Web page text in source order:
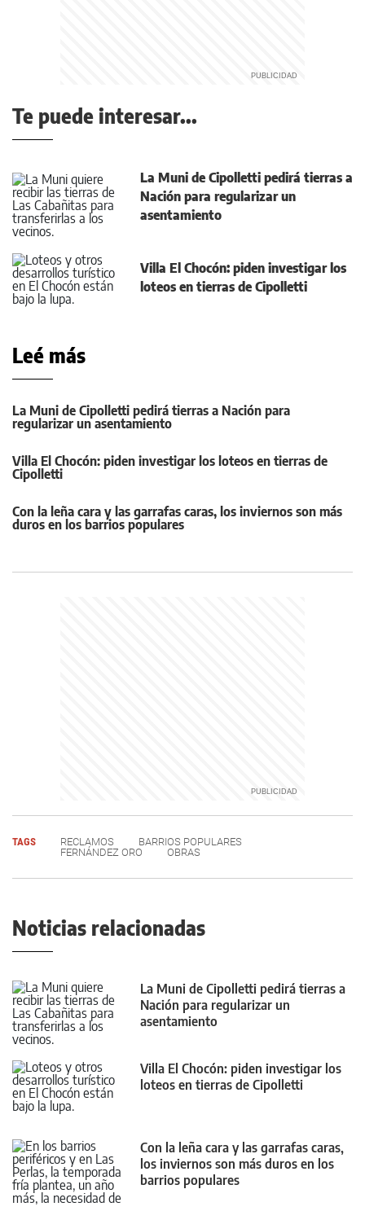
Te puede interesar...
La Muni de Cipolletti pedirá tierras a
Nación para regularizar un
asentamiento
Villa El Chocón: piden investigar los
loteos en tierras de Cipolletti
Leé más
La Muni de Cipolletti pedirá tierras a Nación para
regularizar un asentamiento
Villa El Chocón: piden investigar los loteos en tierras de
Cipolletti
Con la leña cara y las garrafas caras, los inviernos son más
duros en los barrios populares
TAGS RECLAMOS
BARRIOS POPULARES
FERNÁNDEZ ORO
OBRAS
Noticias relacionadas
La Muni de Cipolletti pedirá tierras a
Nación para regularizar un
asentamiento
Villa El Chocón: piden investigar los
loteos en tierras de Cipolletti
Con la leña cara y las garrafas caras,
los inviernos son más duros en los
barrios populares